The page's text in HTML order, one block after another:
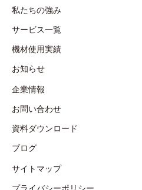
私たちの強み
サービス一覧
機材使用実績
お知らせ
企業情報
お問い合わせ
資料ダウンロード
ブログ
サイトマップ